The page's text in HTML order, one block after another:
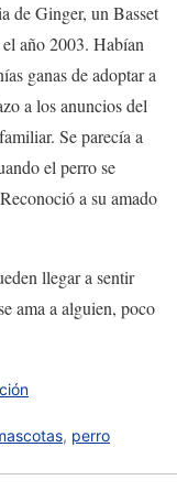
de Ginger, un Basset
año 2003. Habían
ganas de adoptar a
a los anuncios del
Se parecía a
el perro se
a su amado
llegar a sentir
ama a alguien, poco
, perro